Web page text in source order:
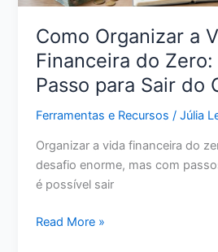
Como Organizar a
Financeira do Zero:
Passo para Sair do
Ferramentas e Recursos /Júlia
Organizar a vida financeira do
desafio enorme, mas com
é possível sair
Como
Read More »